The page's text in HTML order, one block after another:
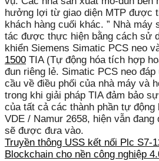
hưởng lợi từ giao diện MTP được
khách hàng cuối khác. ” Nhà máy
tác được thực hiện bằng cách sử
khiển Siemens Simatic PCS neo
1500 TIA (Tự động hóa tích hợp
đun riêng lẻ. Simatic PCS neo
cầu về điều phối của nhà máy và
trong khi giải pháp TIA đảm bảo
của tất cả các thành phần tự động
VDE / Namur 2658, hiện vẫn
sẽ được đưa vào.
Truyền thông USS kết nối Plc S7-
Blockchain cho nền công nghiệp